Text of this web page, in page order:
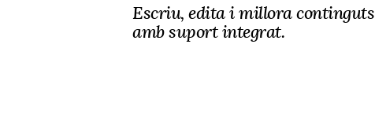
Escriu, edita i millora continguts
amb suport integrat.